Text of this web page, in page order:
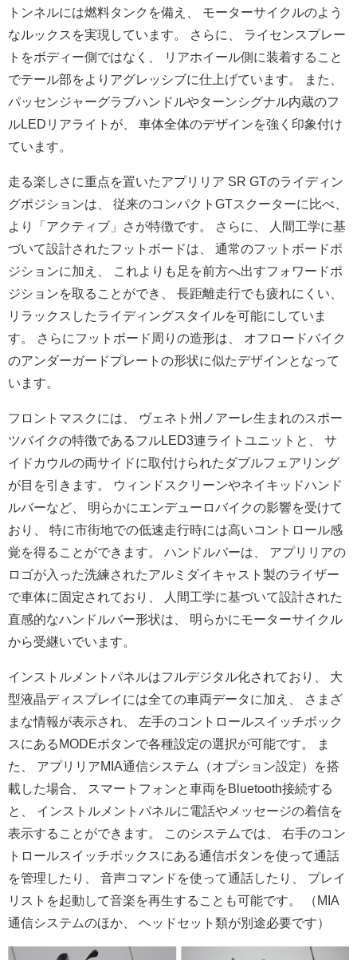
トンネルには燃料タンクを備え、 モーターサイクルのよう
なルックスを実現しています。 さらに、 ライセンスプレー
トをボディー側ではなく、 リアホイール側に装着すること
でテール部をよりアグレッシブに仕 上げています。 また、
パッセンジャーグラブハンドルやターンシグナル内蔵のフ
ルLED リアライトが、 車体全体のデザインを強く印象付け
ています。
走る楽しさに重点を置いたアプリリア SR GTのライディン
グポジションは、 従来のコンパクトGTスクーターに比べ、
より「アクティブ」さが特徴です。 さらに、 人間工学に基
づいて設計されたフットボードは、 通常のフットボードポ
ジションに加え、 これよりも足を前方へ出すフォワードポ
ジションを取ることができ
、 長距離走行でも疲れにくい、
リラックスしたライディングスタイルを可能にしていま
す。 さらにフットボード周りの造形は、 オフロードバイク
のアンダーガードプレートの形状に似たデザイン となって
います。
フロントマスクには、 ヴェネト州ノアーレ生まれのスポー
ツバイクの特徴であるフルLED3連ライトユニットと、 サ
イドカウルの両サイドに取付けられたダブルフェアリング
が目を引きます。 ウィンドスクリーンやネイキッドハンド
ルバーなど、 明らかにエンデューロバイクの影響を受けて
おり、 特に市街地での低速走行時には高いコントロール感
覚を得ることができます。 ハンドルバーは、 アプリリアの
ロゴが入った洗練されたアルミダイキャスト製のライザー
で車体に固定されており、 人間工学に基づいて設計された
直感的なハンドルバー形状は、 明らかにモーターサイクル
から受継いでいます。
インストルメントパネルはフルデジタル化されており、 大
型液晶ディスプレイには全ての車両データに加え、 さまざ
まな情報が表示され、 左手のコントロールスイッチボック
スにあるMODEボタンで各種設定の選択が可能です。 ま
た、 アプリリアMIA通信システム（オプション設定）
を搭
載した場合、 スマートフォンと車両をBluetooth接続する
と、 インストルメントパネルに電話やメッセージの着信を
表示すること ができます。 このシステムでは、 右手のコン
トロールスイッチボックスにある通信ボタンを使って通話
を管理したり、 音声コマンドを使って通話したり、 プレイ
リストを起動して音楽を再生することも可能です。 （MIA
通信システムのほか、 ヘッドセット類が別途必要です）